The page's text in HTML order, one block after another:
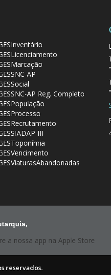
AP
AP Reg. Completo
III
reservados.